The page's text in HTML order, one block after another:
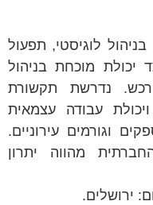
לוגיסטי, תפעול
יכולת מוכחת בניהול
נדרשת תקשורת
עבודה עצמאית
וגורמים עירוניים.
מהווה יתרון